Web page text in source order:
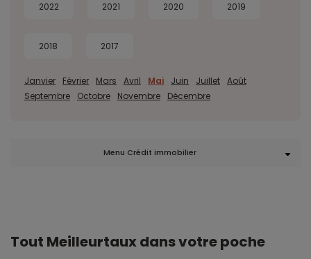
2022 2021 2020 2019
2018 2017
Janvier Février Mars Avril Mai Juin Juillet Août
Septembre
Octobre Novembre Décembre
Menu Crédit immobilier
Tout Meilleurtaux dans votre poche